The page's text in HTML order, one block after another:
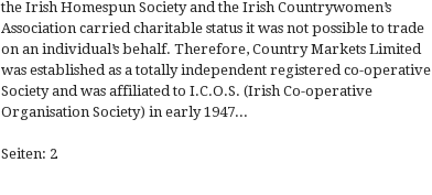
the Irish Homespun Society and the Irish Countrywomen’s
Association carried charitable status it was not possible to trade
on an individual’s behalf. Therefore, Country Markets Limited
was established as a totally independent registered co-operative
Society and was affiliated to I.C.O.S. (Irish Co-operative
Organisation Society) in early 1947...
Seiten: 2